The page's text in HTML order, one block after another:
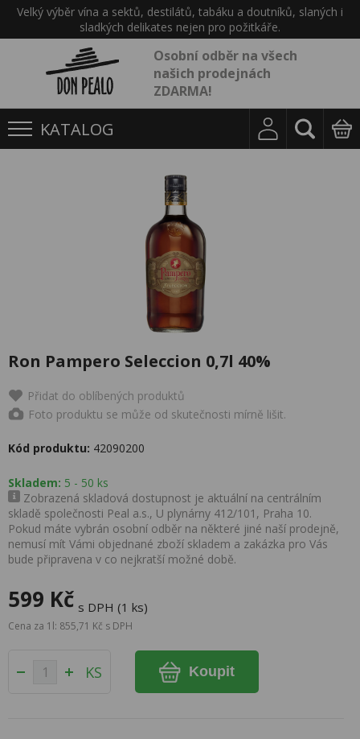
Velký výběr vína a sektů, destilátů, tabáku a doutníků, slaných i
sladkých delikates nejen pro požitkáře.
Osobní odběr na všech
našich prodejnách
ZDARMA!
KATALOG
Ron Pampero Seleccion 0,7l 40%
Přidat do oblíbených produktů
Foto produktu se může od skutečnosti mírně lišit.
Kód produktu: 42090200
Skladem: 5 - 50 ks
Zobrazená skladová dostupnost je aktuální na centrálním
skladě společnosti Peal a.s., U plynárny 412/101, Praha 10.
Pokud máte vybrán osobní odběr na některé jiné naší prodejně,
nemusí mít Vámi objednané zboží skladem a zakázka pro Vás
bude připravena v co nejkratší možné době.
599 Kč s DPH (1 ks)
Cena za 1l: 855,71 Kč s DPH
KS Koupit